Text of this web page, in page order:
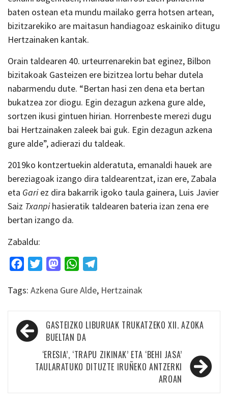
baten ostean eta mundu mailako gerra hotsen artean,
bizitzarekiko are maitasun handiagoaz eskainiko ditugu
Hertzainaken kantak.
Orain taldearen 40. urteurrenarekin bat eginez, Bilbon
bizitakoak Gasteizen ere bizitzea lortu behar dutela
nabarmendu dute. “Bertan hasi zen dena eta bertan
bukatzea zor diogu. Egin dezagun azkena gure alde,
sortzen ikusi gintuen hirian. Horrenbeste merezi dugu
bai Hertzainaken zaleek bai guk. Egin dezagun azkena
gure alde”, adierazi du taldeak.
2019ko kontzertuekin alderatuta, emanaldi hauek are
bereziagoak izango dira taldearentzat, izan ere, Zabala
eta Gariez dira bakarrik igoko taula gainera, Luis Javier
Saiz Txanpihasieratik taldearen bateria izan zena ere
bertan izango da.
Zabaldu:
FacebookTwitterMastodonWhatsApp
Tags: Azkena Gure Alde, Hertzainak
Bidalketetan
zehar
nabigatu
GASTEIZKO LIBURUAK TRUKATZEKO XII. AZOKA
BUELTAN DA
‘ERESIA’, ‘TRAPU ZIKINAK’ ETA ‘BEHI JASA’
TAULARATUKO DITUZTE IRUÑEKO ANTZERKI
AROAN